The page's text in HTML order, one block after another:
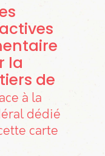
la
de
à la
dédié
carte